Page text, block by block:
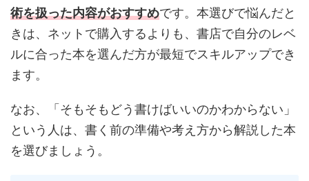
術を扱った内容がおすすめです。本選びで悩んだと
きは、ネットで購入するよりも、書店で自分のレベ
ルに合った本を選んだ方が最短でスキルアップでき
ます。
なお、「そもそもどう書けばいいのかわからない」
という人は、書く前の準備や考え方から解説した本
を選びましょう。